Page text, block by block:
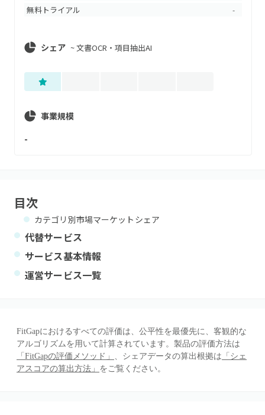
無料トライアル -
シェア ~文書OCR・項目抽出AI
事業規模
-
目次
カテゴリ別市場マーケットシェア
代替サービス
サービス基本情報
運営サービス一覧
FitGapにおけるすべての評価は、公平性を最優先に、客観的な
アルゴリズムを用いて計算されています。製品の評価方法は
「FitGapの評価メソッド」 、シェアデータの算出根拠は 「シェ
アスコアの算出方法」 をご覧ください。